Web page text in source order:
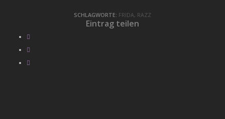
SCHLAGWORTE: FRIDA, RAZZ
Eintrag teilen